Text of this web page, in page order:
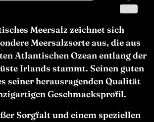
Meersalz zeichnet sich
Meersalzsorte aus, die aus
Atlantischen Ozean entlang der
Irlands stammt. Seinen guten
seiner herausragenden Qualität
Geschmacksprofil.
Sorgfalt und einem speziellen